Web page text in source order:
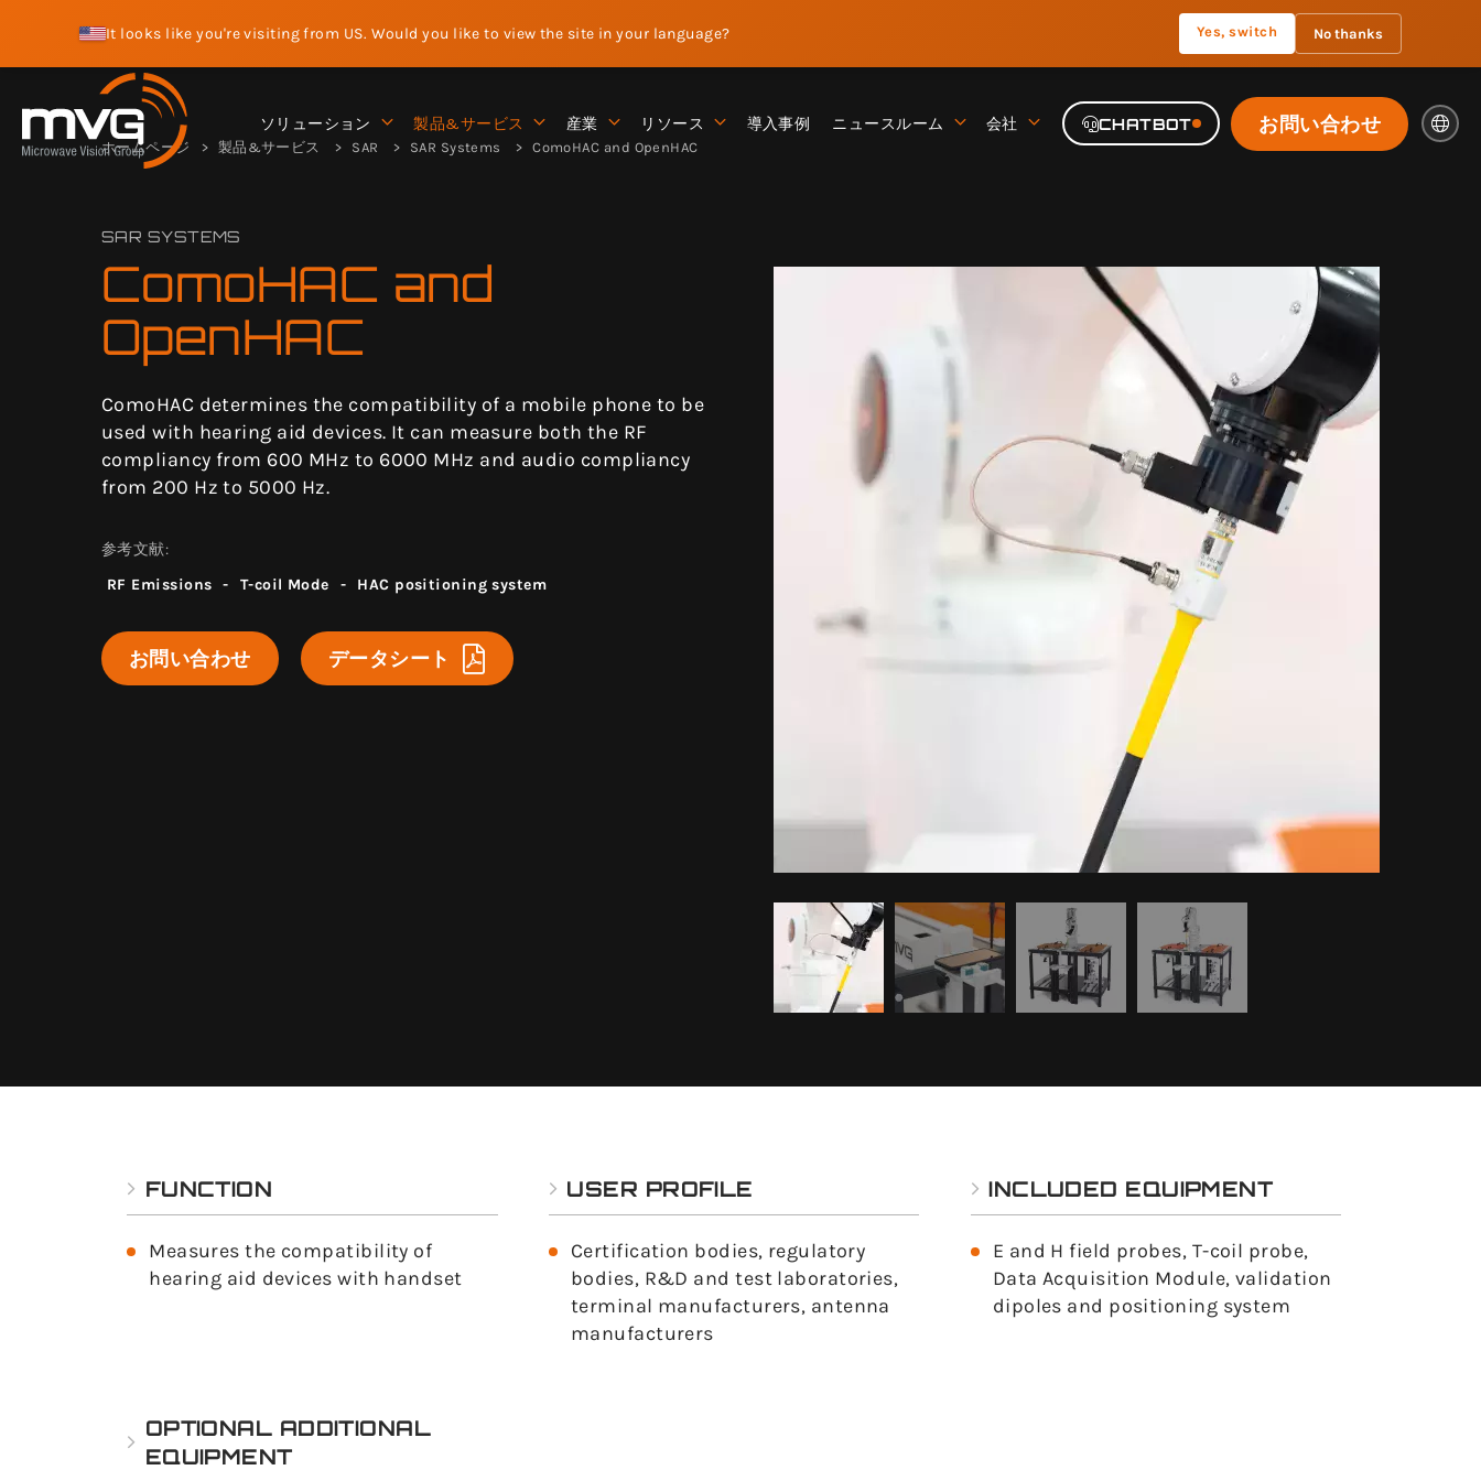
It looks like you're visiting from US. Would you like to view the site in your language? Yes, switch No thanks
ソリューション 製品&サービス 産業 リソース 導入事例 ニュースルーム 会社 CHATBOT お問い合わせ
ホームページ 製品&サービス SAR SAR Systems ComoHAC and OpenHAC
SAR SYSTEMS
ComoHAC and
OpenHAC
ComoHAC determines the compatibility of a mobile phone to be
used with hearing aid devices. It can measure both the RF
compliancy from 600 MHz to 6000 MHz and audio compliancy
from 200 Hz to 5000 Hz.
参考文献:
RF Emissions
- T-coil Mode - HAC positioning system
お問い合わせ データシート
FUNCTION
Measures the compatibility of
hearing aid devices with handset
USER PROFILE
Certification bodies, regulatory
bodies, R&D and test laboratories,
terminal manufacturers, antenna
manufacturers
INCLUDED EQUIPMENT
E and H field probes, T-coil probe,
Data Acquisition Module, validation
dipoles and positioning system
OPTIONAL ADDITIONAL
EQUIPMENT